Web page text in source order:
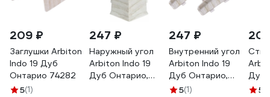
209 ₽
Заглушки Arbiton
Indo 19 Дуб
Онтарио 74282
5(1)
247 ₽
Наружный угол
Arbiton Indo 19
Дуб Онтарио,
247 ₽
Внутренний угол
Arbiton Indo 19
Дуб Онтарио,
упаковка 2 шт.
5(1)
Дуб
5